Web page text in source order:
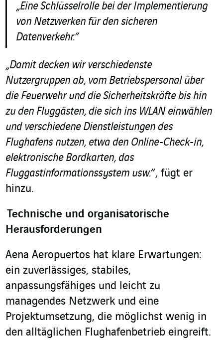
„Eine Schlüsselrolle bei der Implementierung
von Netzwerken für den sicheren
Datenverkehr.”
„Damit decken wir verschiedenste
Nutzergruppen ab, vom Betriebspersonal über
die Feuerwehr und die Sicherheitskräfte bis hin
zu den Fluggästen, die sich ins WLAN einwählen
und verschiedene Dienstleistungen des
Flughafens nutzen, etwa den Online-Check-in,
elektronische Bordkarten, das
Fluggastinformationssystem usw.“, fügt er
hinzu.
Technische und organisatorische
Herausforderungen
Aena Aeropuertos hat klare Erwartungen:
ein zuverlässiges, stabiles,
anpassungsfähiges und leicht zu
managendes Netzwerk und eine
Projektumsetzung, die möglichst wenig in
den alltäglichen Flughafenbetrieb eingreift.